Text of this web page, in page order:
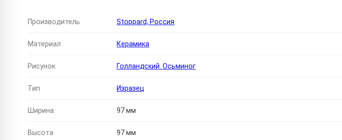
Производитель Stoppard, Россия
Материал Керамика
Рисунок Голландский. Осьминог
Тип Изразец
Ширина 97 мм
Высота 97 мм